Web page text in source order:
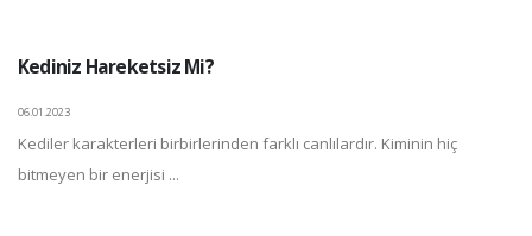
Kediniz Hareketsiz Mi?
06.01.2023
Kediler karakterleri birbirlerinden farklı canlılardır. Kiminin hiç
bitmeyen bir enerjisi ...